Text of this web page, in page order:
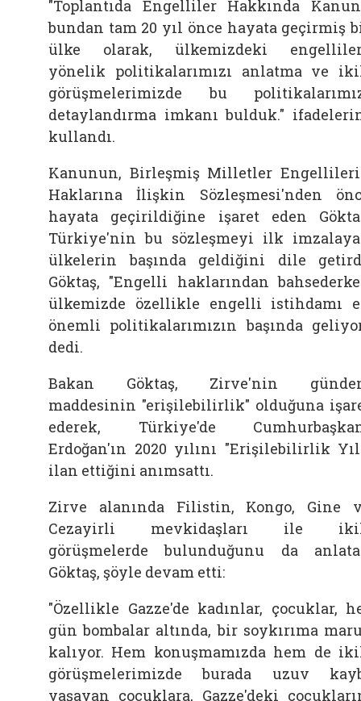
"Toplantıda Engelliler Hakkında
bundan tam 20 yıl önce hayata geçirmiş
ülke olarak, ülkemizdeki
yönelik politikalarımızı anlatma ve
görüşmelerimizde bu
detaylandırma imkanı bulduk."
kullandı.
Kanunun, Birleşmiş Milletler
Haklarına İlişkin Sözleşmesi'nden
hayata geçirildiğine işaret eden
Türkiye'nin bu sözleşmeyi ilk
ülkelerin başında geldiğini dile
Göktaş, "Engelli haklarından
ülkemizde özellikle engelli istihdamı
önemli politikalarımızın başında
dedi.
Bakan Göktaş, Zirve'nin
maddesinin "erişilebilirlik" olduğuna
ederek, Türkiye'de
Erdoğan'ın 2020 yılını "Erişilebilirlik
ilan ettiğini anımsattı.
Zirve alanında Filistin, Kongo, Gine
Cezayirli mevkidaşları ile
görüşmelerde bulunduğunu da
Göktaş, şöyle devam etti:
"Özellikle Gazze'de kadınlar, çocuklar,
gün bombalar altında, bir soykırıma
kalıyor. Hem konuşmamızda hem de
görüşmelerimizde burada uzuv
yaşayan çocuklara, Gazze'deki